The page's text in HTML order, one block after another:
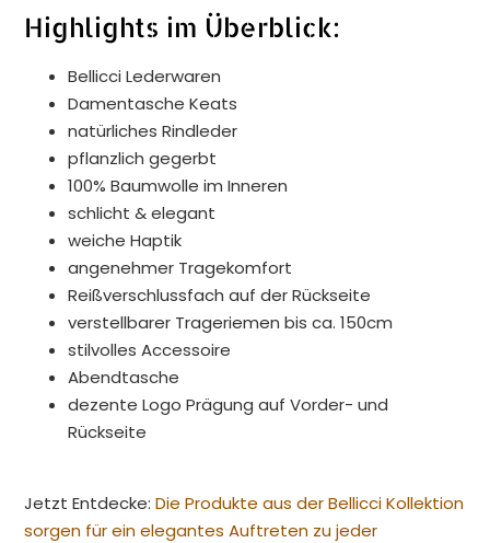
Highlights im Überblick:
Bellicci Lederwaren
Damentasche Keats
natürliches Rindleder
pflanzlich gegerbt
100% Baumwolle im Inneren
schlicht & elegant
weiche Haptik
angenehmer Tragekomfort
Reißverschlussfach auf der Rückseite
verstellbarer Trageriemen bis ca. 150cm
stilvolles Accessoire
Abendtasche
dezente Logo Prägung auf Vorder- und
Rückseite
Jetzt Entdecke:Die Produkte aus der Bellicci Kollektion
sorgen für ein elegantes Auftreten zu jeder